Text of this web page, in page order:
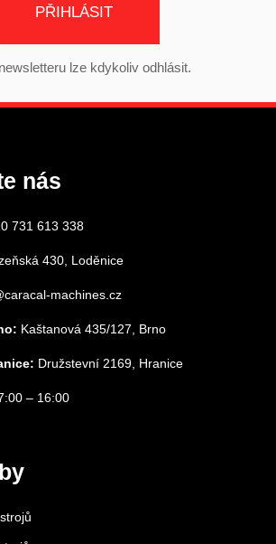
PŘIHLÁSIT
lze kdykoliv odhlásit.
nás
731 613 338
430, Loděnice
machines.cz
Kaštanová 435/127, Brno
Družstevní 2169, Hranice
– 16:00